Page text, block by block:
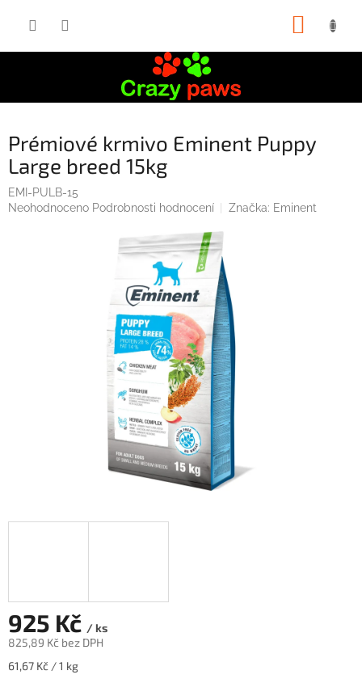
Prémiové krmivo Eminent Puppy
Large breed 15kg
EMI-PULB-15
Průměrné
Neohodnoceno Podrobnosti hodnocení Značka: Eminent
925 Kč / ks
825,89 Kč bez DPH
Měrná
61,67 Kč / 1 kg